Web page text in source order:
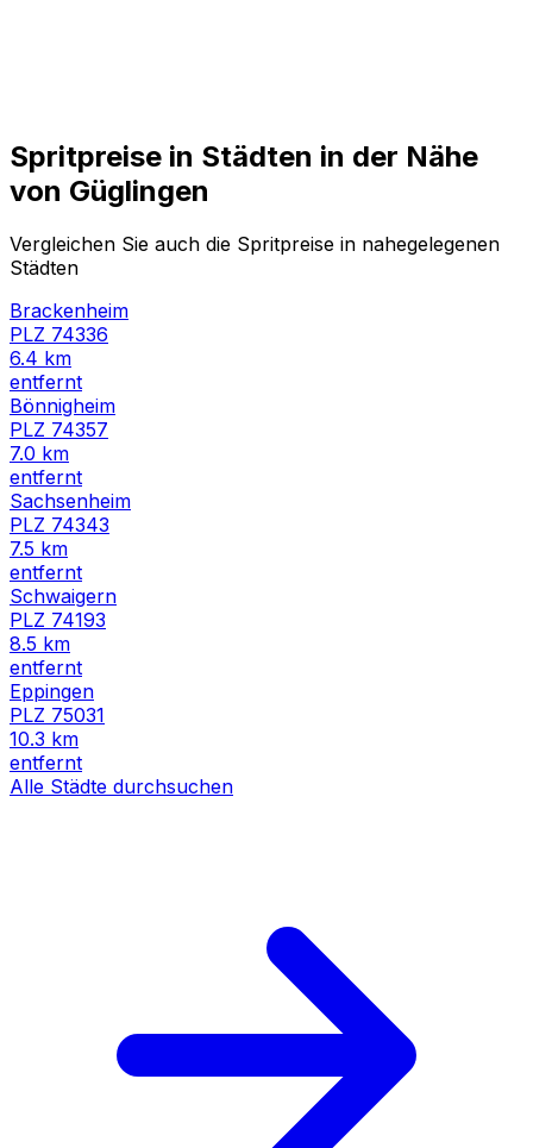
Spritpreise in Städten in der Nähe
von Güglingen
Vergleichen Sie auch die Spritpreise in nahegelegenen
Städten
Brackenheim
PLZ 74336
6.4 km
entfernt
Bönnigheim
PLZ 74357
7.0 km
entfernt
Sachsenheim
PLZ 74343
7.5 km
entfernt
Schwaigern
PLZ 74193
8.5 km
entfernt
Eppingen
PLZ 75031
10.3 km
entfernt
Alle Städte durchsuchen